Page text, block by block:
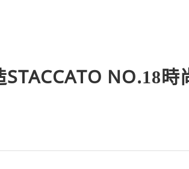
NO.18時